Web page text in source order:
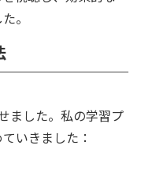
。
ました。私の学習プ
いきました：